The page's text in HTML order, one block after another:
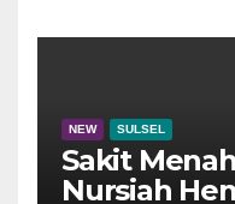
NEW SULSEL
Sakit
Nursiah